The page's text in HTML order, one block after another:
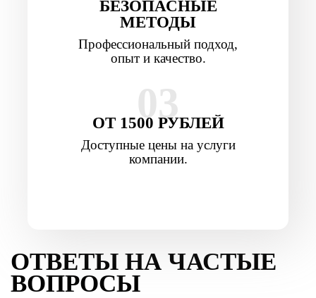
БЕЗОПАСНЫЕ
МЕТОДЫ
Профессиональный подход,
опыт и качество.
03
ОТ 1500 РУБЛЕЙ
Доступные цены на услуги
компании.
ОТВЕТЫ НА ЧАСТЫЕ
ВОПРОСЫ